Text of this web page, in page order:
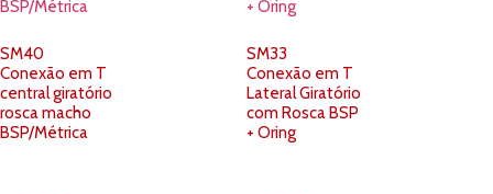
SM40
Conexão em T
central giratório
rosca macho
BSP/Métrica
SM33
Conexão em T
Lateral Giratório
com Rosca BSP
+ Oring